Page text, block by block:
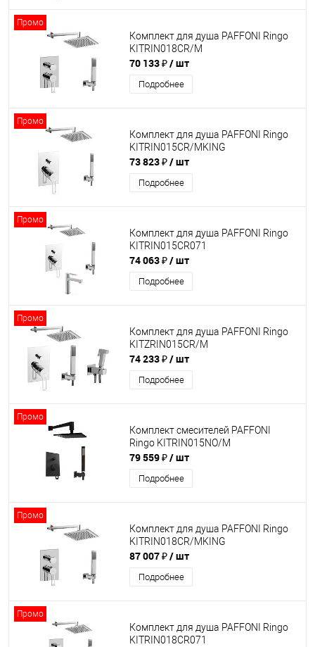
Промо
Комплект для душа PAFFONI Ringo
KITRIN018CR/M
70 133 ₽/ шт
Подробнее
Промо
Комплект для душа PAFFONI Ringo
KITRIN015CR/MKING
73 823 ₽/ шт
Подробнее
Промо
Комплект для душа PAFFONI Ringo
KITRIN015CR071
74 063 ₽/ шт
Подробнее
Промо
Комплект для душа PAFFONI Ringo
KITZRIN015CR/M
74 233 ₽/ шт
Подробнее
Промо
Комплект смесителей PAFFONI
Ringo KITRIN015NO/M
79 559 ₽/ шт
Подробнее
Промо
Комплект для душа PAFFONI Ringo
KITRIN018CR/MKING
87 007 ₽/ шт
Подробнее
Промо
Комплект для душа PAFFONI Ringo
KITRIN018CR071